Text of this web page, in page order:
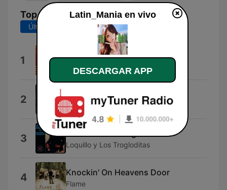
Top Canciones
Últimos 7 días Últimos 30 días
1 Todos Bailamos Rock
Los Magnéticos
2 Sin Documentos
Los Rodriguez
3 Loquillo y Los Trogloditas
4 Knockin' On Heavens Door
Flame
Latin_Mania en vivo
DESCARGAR APP